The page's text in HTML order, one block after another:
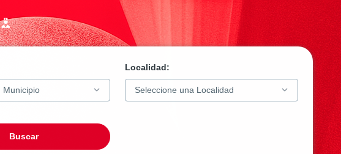
Localidad:
Buscar